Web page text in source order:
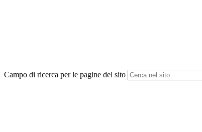
Campo di ricerca per le pagine del sito